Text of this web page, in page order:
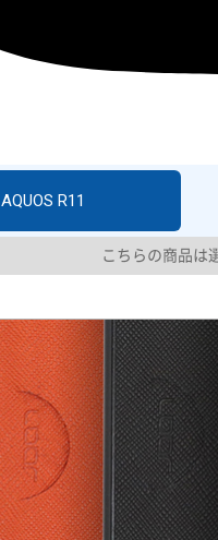
AQUOS R11
こちらの商品は